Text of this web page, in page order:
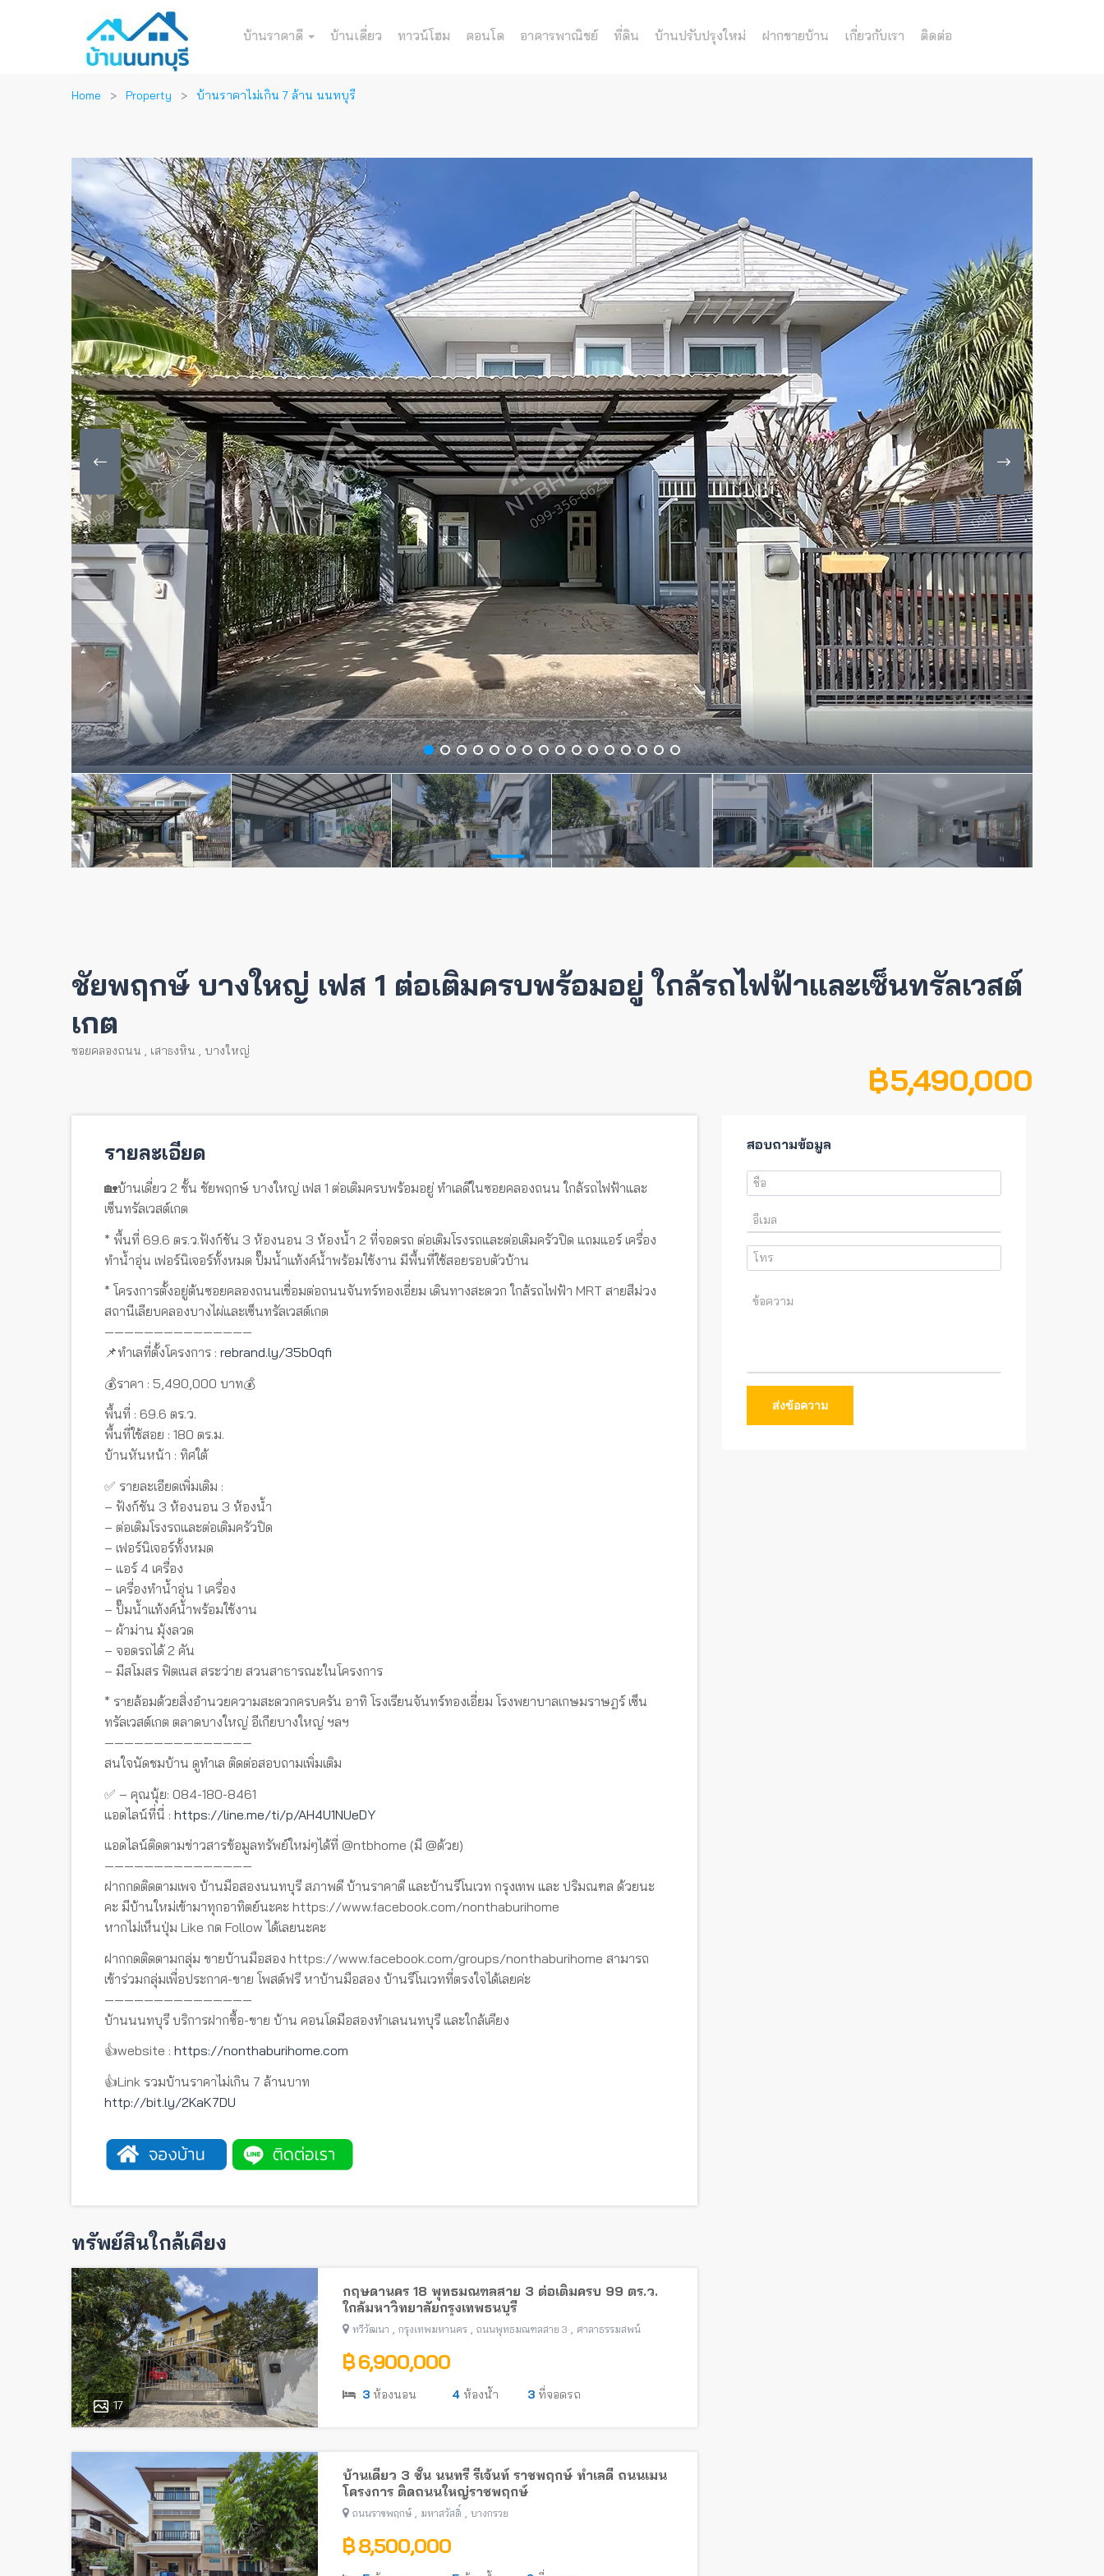
บ้านราคาดี บ้านเดี่ยว ทาวน์โฮม คอนโด อาคารพาณิชย์ ที่ดิน บ้านปรับปรุงใหม่ ฝากขายบ้าน เกี่ยวกับเรา ติดต่อ
Home Property บ้านราคาไม่เกิน 7 ล้าน นนทบุรี
ชัยพฤกษ์ บางใหญ่ เฟส 1 ต่อเติมครบพร้อมอยู่ ใกล้รถไฟฟ้าและเซ็นทรัลเวสต์
เกต
ซอยคลองถนน , เสาธงหิน , บางใหญ่
฿ 5,490,000
รายละเอียด
🏡บ้านเดี่ยว 2 ชั้น ชัยพฤกษ์ บางใหญ่ เฟส 1 ต่อเติมครบพร้อมอยู่ ทำเลดีในซอยคลองถนน ใกล้รถไฟฟ้าและ
เซ็นทรัลเวสต์เกต
* พื้นที่ 69.6 ตร.ว.ฟังก์ชัน 3 ห้องนอน 3 ห้องน้ำ 2 ที่จอดรถ ต่อเติมโรงรถและต่อเติมครัวปิด แถมแอร์ เครื่อง
ทำน้ำอุ่น เฟอร์นิเจอร์ทั้งหมด ปั๊มน้ำแท้งค์น้ำพร้อมใช้งาน มีพื้นที่ใช้สอยรอบตัวบ้าน
* โครงการตั้งอยู่ต้นซอยคลองถนนเชื่อมต่อถนนจันทร์ทองเอี่ยม เดินทางสะดวก ใกล้รถไฟฟ้า MRT สายสีม่วง
สถานีเลียบคลองบางไผ่และเซ็นทรัลเวสต์เกต
———————————————
📌ทำเลที่ตั้งโครงการ : rebrand.ly/35b0qfi
💰ราคา : 5,490,000 บาท💰
พื้นที่ : 69.6 ตร.ว.
พื้นที่ใช้สอย : 180 ตร.ม.
บ้านหันหน้า : ทิศใต้
✅ รายละเอียดเพิ่มเติม :
– ฟังก์ชัน 3 ห้องนอน 3 ห้องน้ำ
– ต่อเติมโรงรถและต่อเติมครัวปิด
– เฟอร์นิเจอร์ทั้งหมด
– แอร์ 4 เครื่อง
– เครื่องทำน้ำอุ่น 1 เครื่อง
– ปั๊มน้ำแท้งค์น้ำพร้อมใช้งาน
– ผ้าม่าน มุ้งลวด
– จอดรถได้ 2 คัน
– มีสโมสร ฟิตเนส สระว่าย สวนสาธารณะในโครงการ
* รายล้อมด้วยสิ่งอำนวยความสะดวกครบครัน อาทิ โรงเรียนจันทร์ทองเอี่ยม โรงพยาบาลเกษมราษฎร์ เซ็น
ทรัลเวสต์เกต ตลาดบางใหญ่ อีเกียบางใหญ่ ฯลฯ
———————————————
สนใจนัดชมบ้าน ดูทำเล ติดต่อสอบถามเพิ่มเติม
✅ – คุณนุ้ย: 084-180-8461
แอดไลน์ที่นี่ : https://line.me/ti/p/AH4U1NUeDY
แอดไลน์ติดตามข่าวสารข้อมูลทรัพย์ใหม่ๆได้ที่ @ntbhome (มี @ด้วย)
———————————————
ฝากกดติดตามเพจ บ้านมือสองนนทบุรี สภาพดี บ้านราคาดี และบ้านรีโนเวท กรุงเทพ และ ปริมณฑล ด้วยนะ
คะ มีบ้านใหม่เข้ามาทุกอาทิตย์นะคะ https://www.facebook.com/nonthaburihome
หากไม่เห็นปุ่ม Like กด Follow ได้เลยนะคะ
ฝากกดติดตามกลุ่ม ขายบ้านมือสอง https://www.facebook.com/groups/nonthaburihome สามารถ
เข้าร่วมกลุ่มเพื่อประกาศ-ขาย โพสต์ฟรี หาบ้านมือสอง บ้านรีโนเวทที่ตรงใจได้เลยค่ะ
———————————————
บ้านนนทบุรี บริการฝากซื้อ-ขาย บ้าน คอนโดมือสองทำเลนนทบุรี และใกล้เคียง
👍website : https://nonthaburihome.com
👍Link รวมบ้านราคาไม่เกิน 7 ล้านบาท
http://bit.ly/2KaK7DU
ทรัพย์สินใกล้เคียง
17
กฤษดานคร 18 พุทธมณฑลสาย 3 ต่อเติมครบ 99 ตร.ว.
ใกล้มหาวิทยาลัยกรุงเทพธนบุรี
ทวีวัฒนา , กรุงเทพมหานคร , ถนนพุทธมณฑลสาย 3 , ศาลาธรรมสพน์
฿ 6,900,000
3 ห้องนอน 4 ห้องน้ำ 3 ที่จอดรถ
บ้านเดี่ยว 3 ชั้น นนทรี รีเจ้นท์ ราชพฤกษ์ ทำเลดี ถนนเมน
โครงการ ติดถนนใหญ่ราชพฤกษ์
ถนนราชพฤกษ์ , มหาสวัสดิ์ , บางกรวย
฿ 8,500,000
สอบถามข้อมูล
ส่งข้อความ